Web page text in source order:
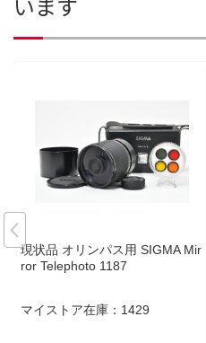
現状品 オリンパス用 SIGMA Mir
ror Telephoto 1187
マイストア在庫： 1429